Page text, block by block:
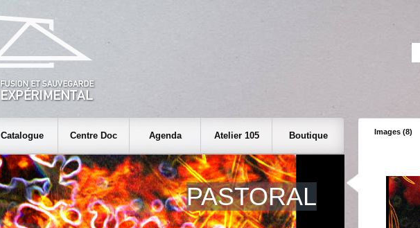
Images (8)
Catalogue Centre Doc Agenda Atelier 105 Boutique
PASTORAL